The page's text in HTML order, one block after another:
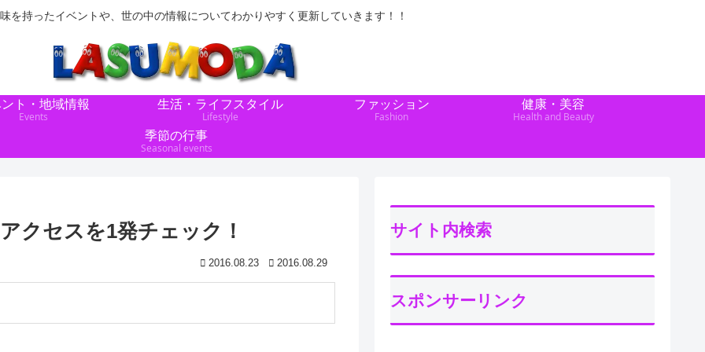
を持ったイベントや、世の中の情報についてわかりやすく更新していきます！！
ト・地域情報
Events
生活・ライフスタイル
Lifestyle
ファッション
Fashion
健康・美容
Health and Beauty
季節の行事
Seasonal events
クセスを1発チェック！
2016.08.23 2016.08.29
サイト内検索
スポンサーリンク